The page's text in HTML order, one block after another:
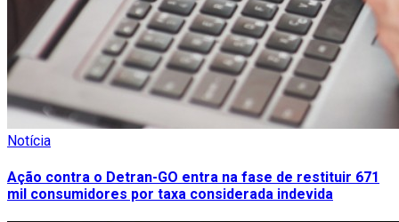
Notícia
Ação contra o Detran-GO entra na fase de restituir 671
mil consumidores por taxa considerada indevida